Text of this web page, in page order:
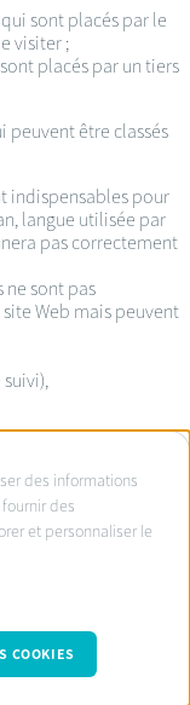
sont placés par le
visiter ;
placés par un tiers
peuvent être classés
indispensables pour
langue utilisée par
pas correctement
ne sont pas
Web mais peuvent
des informations
des
et personnaliser le
COOKIES